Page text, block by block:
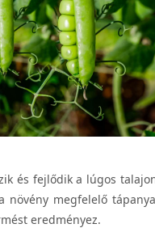
és fejlődik a lúgos
növény megfelelő
eredményez.